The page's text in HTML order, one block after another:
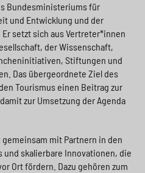
Bundesministeriums für
und Entwicklung und der
setzt sich aus Vertreter*innen
der Wissenschaft,
Stiftungen und
Das übergeordnete Ziel des
Tourismus einen Beitrag zur
zur Umsetzung der Agenda
mit Partnern in den
skalierbare Innovationen, die
Ort fördern. Dazu gehören zum